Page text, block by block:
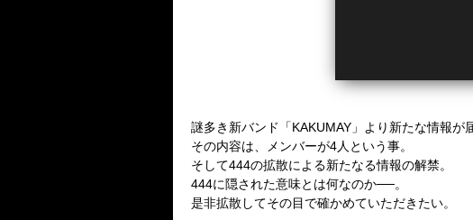
謎多き新バンド「KAKUMAY」より新たな情報が
その内容は、メンバーが4人という事。
そして444の拡散による新たなる情報の解禁。
444に隠された意味とは何なのか──。
是非拡散してその目で確かめていただきたい。